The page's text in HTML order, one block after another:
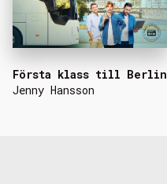
Första klass till Berlin
Jenny Hansson